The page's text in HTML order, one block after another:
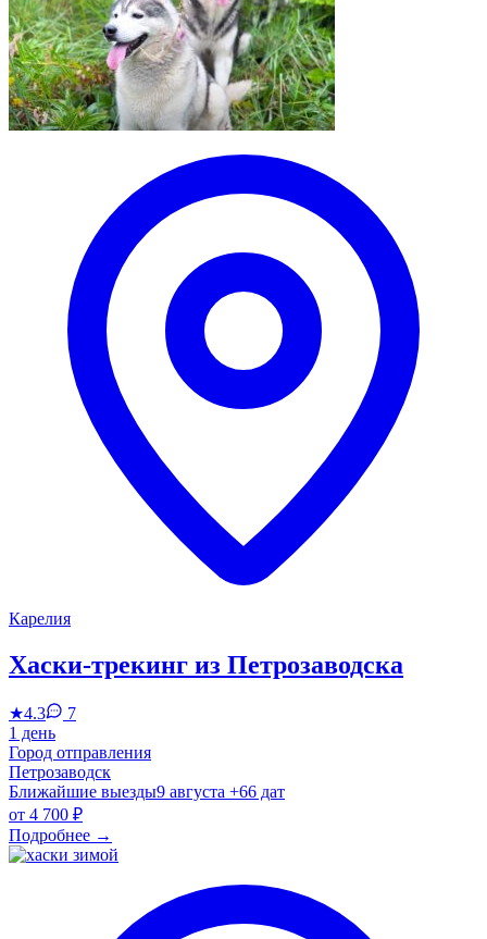
Карелия
Хаски-трекинг из Петрозаводска
★4.3
7
1 день
Город отправления
Петрозаводск
Ближайшие выезды9 августа +66 дат
от 4 700 ₽
Подробнее →